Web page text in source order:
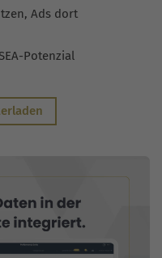
Ads dort
Potenzial